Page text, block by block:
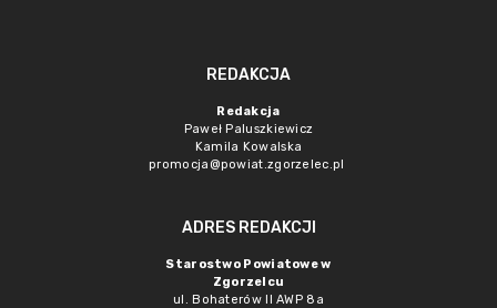
REDAKCJA
Redakcja
Paweł Paluszkiewicz
Kamila Kowalska
promocja@powiat.zgorzelec.pl
ADRES REDAKCJI
Starostwo Powiatowe w
Zgorzelcu
ul. Bohaterów II AWP 8a